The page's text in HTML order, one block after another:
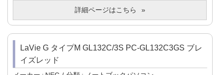
詳細ページはこちら
LaVie G タイプM GL132C/3S PC-GL132C3GS ブレ
イズレッド